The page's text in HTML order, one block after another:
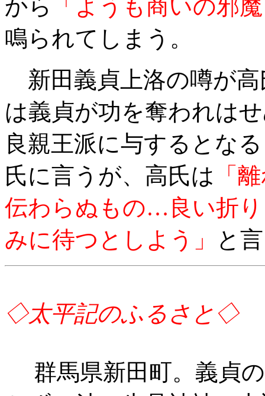
から
「ようも商いの邪
鳴られてしまう。
新田義貞上洛の噂が
は義貞が功を奪われは
良親王派に与するとな
氏に言うが、高氏は 「
伝わらぬもの…良い折
みに待つとしよう」
と
◇太平記のふるさと◇
群馬県新田町。義貞